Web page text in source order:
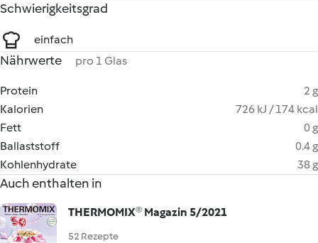
Schwierigkeitsgrad
einfach
Nährwerte pro 1 Glas
Protein
2 g
Kalorien
726 kJ / 174 kcal
Fett
0 g
Ballaststoff
0.4 g
Kohlenhydrate
38 g
Auch enthalten in
THERMOMIX® Magazin 5/2021
52 Rezepte